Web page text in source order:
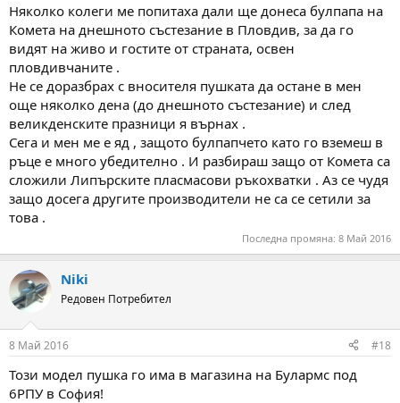
Няколко колеги ме попитаха дали ще донеса булпапа на
Комета на днешното състезание в Пловдив, за да го
видят на живо и гостите от страната, освен
пловдивчаните .
Не се доразбрах с вносителя пушката да остане в мен
още няколко дена (до днешното състезание) и след
великденските празници я върнах .
Сега и мен ме е яд , защото булпапчето като го вземеш в
ръце е много убедително . И разбираш защо от Комета са
сложили Липърските пласмасови ръкохватки . Аз се чудя
защо досега другите производители не са се сетили за
това .
Последна промяна: 8 Май 2016
Niki
Редовен Потребител
8 Май 2016 #18
Този модел пушка го има в магазина на Булармс под
6РПУ в София!